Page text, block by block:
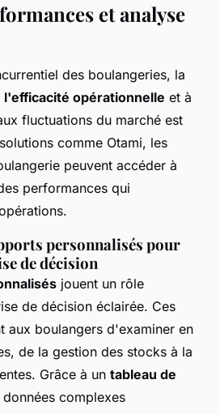
et analyse
des boulangeries, la
l'efficacité opérationnelle et à
fluctuations du marché est
comme Otami, les
peuvent accéder à
performances qui
personnalisés pour
de décision
jouent un rôle
de décision éclairée. Ces
aux boulangers d'examiner en
de la gestion des stocks à la
Grâce à un tableau de
complexes